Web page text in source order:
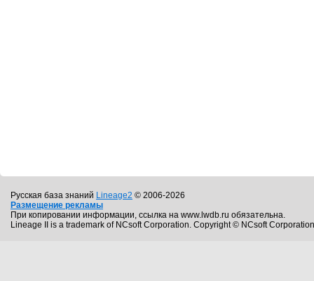
Русская база знаний Lineage2 © 2006-2026
Размещение рекламы
При копировании информации, ссылка на www.lwdb.ru обязательна.
Lineage II is a trademark of NCsoft Corporation. Copyright © NCsoft